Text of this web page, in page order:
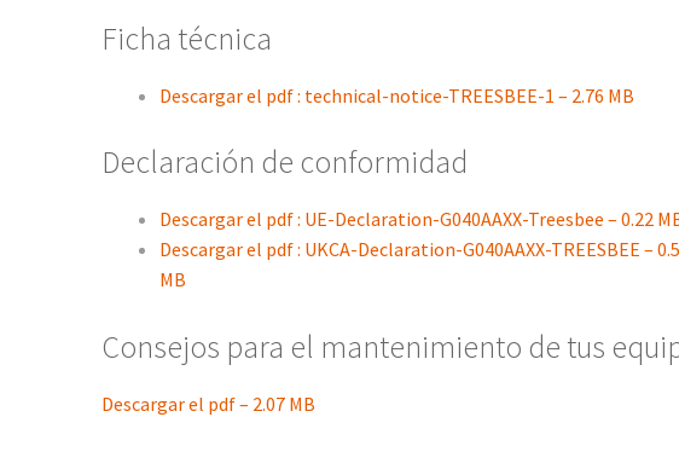
Ficha técnica
Descargar el pdf : technical-notice-TREESBEE-1 – 2.76 MB
Declaración de conformidad
Descargar el pdf : UE-Declaration-G040AAXX-Treesbee – 0.22
Descargar el pdf : UKCA-Declaration-G040AAXX-TREESBEE –
MB
Consejos para el mantenimiento de tus
Descargar el pdf – 2.07 MB